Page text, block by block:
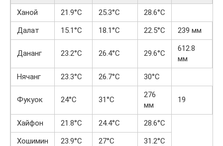
Ханой 21.9°С 25.3°С
28.6°С
Далат
15.1°С 18.1°С 22.5°С 239 мм
Дананг 23.2°С 26.4°С 29.6°С
612.8
мм
Нячанг 23.3°С 26.7°С 30°С
Фукуок 24°С 31°С
276
мм
19
Хайфон 21.8°С 24.4°С
28.6°С
Хошимин
23.9°С 27°С 31.2°С